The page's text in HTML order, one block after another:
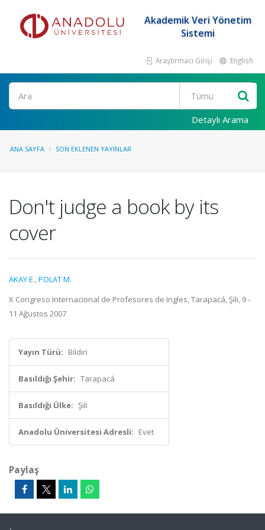
Akademik Veri Yönetim
Sistemi
Araştırmacı Girişi English
Ara
Detaylı Arama
ANA SAYFA SON EKLENEN YAYINLAR
Don't judge a book by its
cover
AKAY E.,POLAT M.
X Congreso Internacional de Profesores de Ingles, Tarapacá, Şili, 9 -
11 Ağustos 2007
Yayın Türü: Bildiri
Basıldığı Şehir: Tarapacá
Basıldığı Ülke: Şili
Anadolu Üniversitesi Adresli: Evet
Paylaş